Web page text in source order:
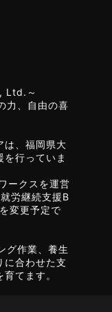
Ltd.～
力、自由の喜
は、福岡県大
行っていま
ークスを運営
労継続支援B
変更予定で
グ作業、養生
に合わせた支
てます。